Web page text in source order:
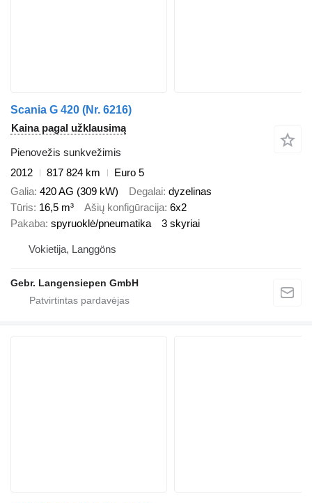
Scania G 420 (Nr. 6216)
Kaina pagal užklausimą
Pienovežis sunkvežimis
2012
817 824 km
Euro 5
Galia 420 AG (309 kW) Degalai dyzelinas
Tūris 16,5 m³ Ašių konfigūracija 6x2
Pakaba spyruoklė/pneumatika 3 skyriai
Vokietija, Langgöns
Gebr. Langensiepen GmbH